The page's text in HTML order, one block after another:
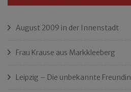
August 2009 in der Innenstadt
Frau Krause aus Markkleeberg
Leipzig – Die unbekannte Freundin